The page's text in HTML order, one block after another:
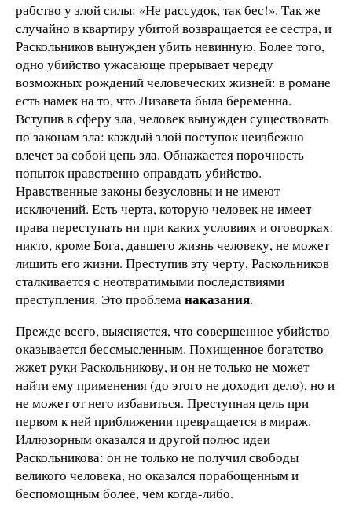
рабство у злой силы: «Не рассудок, так бес!». Так же
случайно в квартиру убитой возвращается ее сестра, и
Раскольников вынужден убить невинную. Более того,
одно убийство ужасающе прерывает череду
возможных рождений человеческих жизней: в романе
есть намек на то, что Лизавета была беременна.
Вступив в сферу зла, человек вынужден существовать
по законам зла: каждый злой поступок неизбежно
влечет за собой цепь зла. Обнажается порочность
попыток нравственно оправдать убийство.
Нравственные законы безусловны и не имеют
исключений. Есть черта, которую человек не имеет
права переступать ни при каких условиях и оговорках:
никто, кроме Бога, давшего жизнь человеку, не может
лишить его жизни. Преступив эту черту, Раскольников
сталкивается с неотвратимыми последствиями
преступления. Это проблеманаказания.
Прежде всего, выясняется, что совершенное убийство
оказывается бессмысленным. Похищенное богатство
жжет руки Раскольникову, и он не только не может
найти ему применения (до этого не доходит дело), но и
не может от него избавиться. Преступная цель при
первом к ней приближении превращается в мираж.
Иллюзорным оказался и другой полюс идеи
Раскольникова: он не только не получил свободы
великого человека, но оказался порабощенным и
беспомощным более, чем когда-либо.